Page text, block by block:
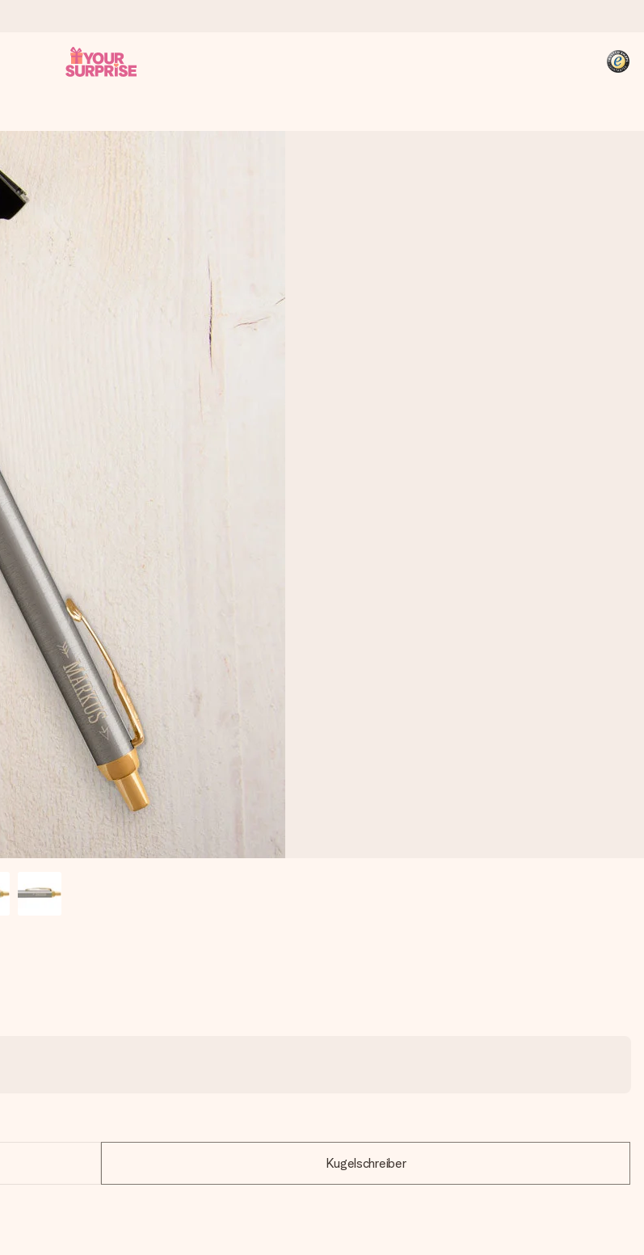
es genau zum richtigen Zeitpunkt überreichen kannst, wenn es am meisten
(Gesamtergebnis aller Länder, in die wir versenden).
Kugelschreiber